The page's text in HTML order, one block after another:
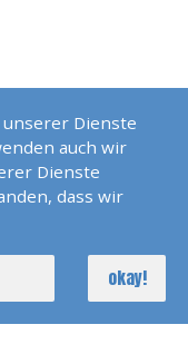
Dienste
auch wir
Dienste
dass wir
okay!